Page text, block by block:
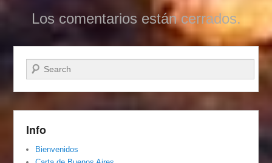
Los comentarios están cerrados.
Buscar
Info
Bienvenidos